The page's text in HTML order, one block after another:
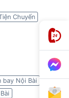
Chuyến
bay Nội Bài